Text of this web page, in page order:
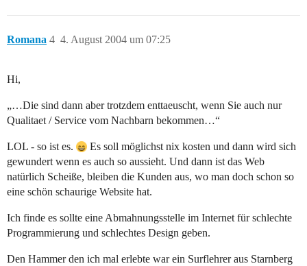
Romana 4. August 2004 um 07:25
4
Hi,
„…Die sind dann aber trotzdem enttaeuscht, wenn Sie auch nur
Qualitaet / Service vom Nachbarn bekommen…“
LOL - so ist es.
Es soll möglichst nix kosten und dann wird sich
gewundert wenn es auch so aussieht. Und dann ist das Web
natürlich Scheiße, bleiben die Kunden aus, wo man doch schon so
eine schön schaurige Website hat.
Ich finde es sollte eine Abmahnungsstelle im Internet für schlechte
Programmierung und schlechtes Design geben.
Den Hammer den ich mal erlebte war ein Surflehrer aus Starnberg